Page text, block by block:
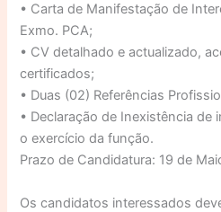
• Carta de Manifestação de
Exmo. PCA;
• CV detalhado e actualizado,
certificados;
• Duas (02) Referências
• Declaração de Inexistência de
o exercício da função.
Prazo de Candidatura: 19 de
Os candidatos interessados